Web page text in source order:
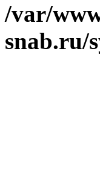
/var/
snab.ru/